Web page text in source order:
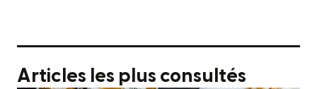
Articles les plus consultés